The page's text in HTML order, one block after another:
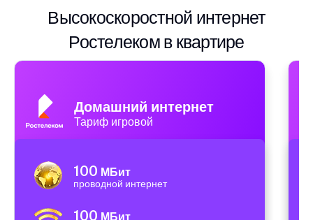
Высокоскоростной интернет
Ростелеком в квартире
Домашний интернет
Тариф игровой
100 МБит
проводной интернет
100 МБит